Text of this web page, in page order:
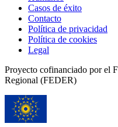
Casos de éxito
Contacto
Política de privacidad
Política de cookies
Legal
Proyecto cofinanciado por el
Regional (FEDER)